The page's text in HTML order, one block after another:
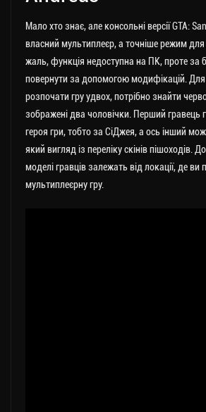
Мало хто знає, але консольні версії GTA:
власний мультиплеєр, а точніше режим для
жаль, функція недоступна на ПК, проте за
повернути за допомогою модифікацій.
розпочати гру удвох, потрібно знайти
зображені два чоловічки. Перший гравець
героя гри, тобто за СіДжея, а ось інший
який вигляд із переліку скінів пішоходів.
моделі гравців залежать від локації, де ви
мультиплеєрну гру.